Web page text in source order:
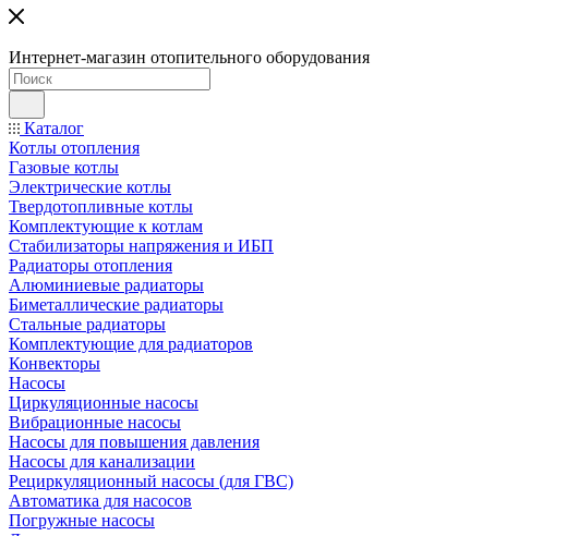
Интернет-магазин отопительного оборудования
Каталог
Котлы отопления
Газовые котлы
Электрические котлы
Твердотопливные котлы
Комплектующие к котлам
Стабилизаторы напряжения и ИБП
Радиаторы отопления
Алюминиевые радиаторы
Биметаллические радиаторы
Стальные радиаторы
Комплектующие для радиаторов
Конвекторы
Насосы
Циркуляционные насосы
Вибрационные насосы
Насосы для повышения давления
Насосы для канализации
Рециркуляционный насосы (для ГВС)
Автоматика для насосов
Погружные насосы